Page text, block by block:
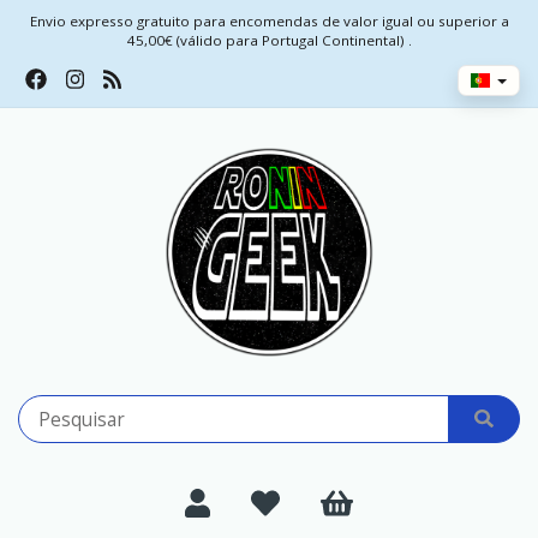
Envio expresso gratuito para encomendas de valor igual ou superior a
45,00€ (válido para Portugal Continental) .